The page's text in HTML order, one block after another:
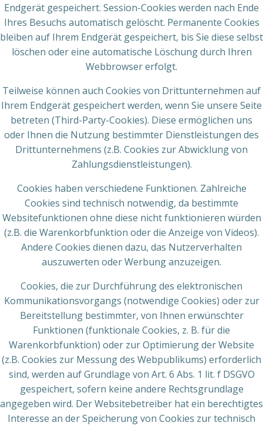
Endgerät gespeichert. Session-Cookies werden nach Ende
Ihres Besuchs automatisch gelöscht. Permanente Cookies
bleiben auf Ihrem Endgerät gespeichert, bis Sie diese selbst
löschen oder eine automatische Löschung durch Ihren
Webbrowser erfolgt.
Teilweise können auch Cookies von Drittunternehmen auf
Ihrem Endgerät gespeichert werden, wenn Sie unsere Seite
betreten (Third-Party-Cookies). Diese ermöglichen uns
oder Ihnen die Nutzung bestimmter Dienstleistungen des
Drittunternehmens (z.B. Cookies zur Abwicklung von
Zahlungsdienstleistungen).
Cookies haben verschiedene Funktionen. Zahlreiche
Cookies sind technisch notwendig, da bestimmte
Websitefunktionen ohne diese nicht funktionieren würden
(z.B. die Warenkorbfunktion oder die Anzeige von Videos).
Andere Cookies dienen dazu, das Nutzerverhalten
auszuwerten oder Werbung anzuzeigen.
Cookies, die zur Durchführung des elektronischen
Kommunikationsvorgangs (notwendige Cookies) oder zur
Bereitstellung bestimmter, von Ihnen erwünschter
Funktionen (funktionale Cookies, z. B. für die
Warenkorbfunktion) oder zur Optimierung der Website
(z.B. Cookies zur Messung des Webpublikums) erforderlich
sind, werden auf Grundlage von Art. 6 Abs. 1 lit. f DSGVO
gespeichert, sofern keine andere Rechtsgrundlage
angegeben wird. Der Websitebetreiber hat ein berechtigtes
Interesse an der Speicherung von Cookies zur technisch